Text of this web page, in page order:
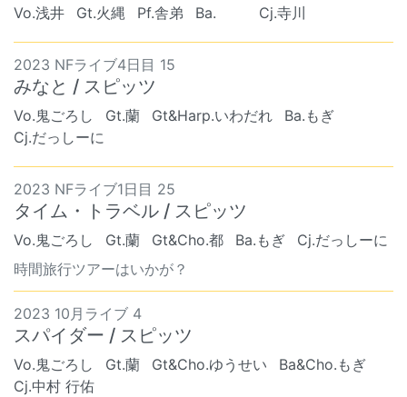
Vo.浅井 Gt.火縄 Pf.舎弟 Ba. ︎︎ ︎︎ Cj.寺川
2023 NFライブ4日目 15
みなと / スピッツ
Vo.鬼ごろし Gt.蘭 Gt&Harp.いわだれ
Ba.もぎ
Cj.だっしーに
2023 NFライブ1日目 25
タイム・トラベル / スピッツ
Vo.鬼ごろし Gt.蘭 Gt&Cho.都 Ba.もぎ
Cj.だっしーに
時間旅行ツアーはいかが？
2023 10月ライブ 4
スパイダー / スピッツ
Vo.鬼ごろし Gt.蘭 Gt&Cho.ゆうせい
Ba&Cho.もぎ
Cj.中村 行佑